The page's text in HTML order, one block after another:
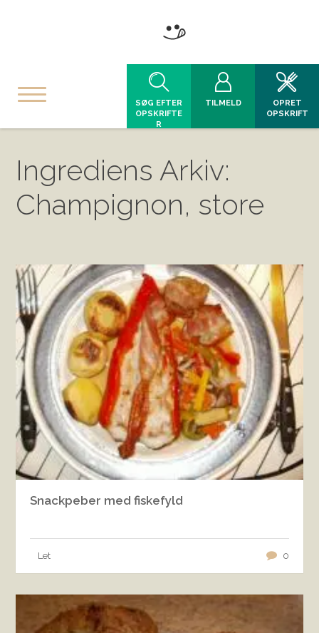
SØG EFTER
OPSKRIFTE
R
TILMELD
OPRET
OPSKRIFT
Ingrediens Arkiv:
Champignon, store
Snackpeber med fiskefyld
Let 0